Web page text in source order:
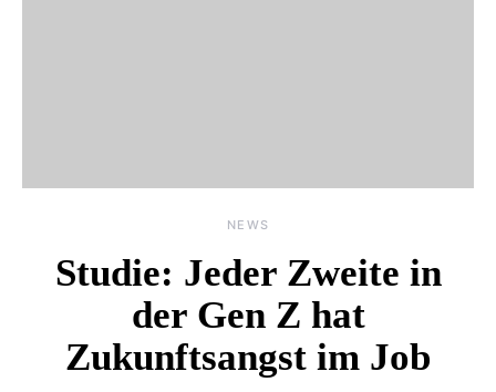
NEWS
Studie: Jeder Zweite in
der Gen Z hat
Zukunftsangst im Job